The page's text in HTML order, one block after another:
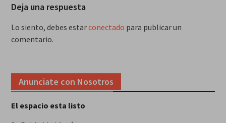
Deja una respuesta
Lo siento, debes estarconectado para publicar un
comentario.
Anunciate con Nosotros
El espacio esta listo